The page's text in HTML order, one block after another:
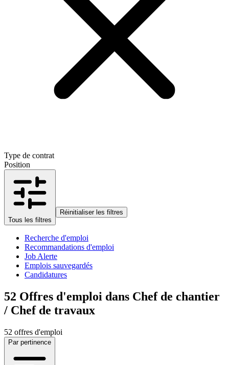
Type de contrat
Position
Tous les filtres
Réinitialiser les filtres
Recherche d'emploi
Recommandations d'emploi
Job Alerte
Emplois sauvegardés
Candidatures
52 Offres d'emploi dans Chef de chantier
/ Chef de travaux
52 offres d'emploi
Par pertinence